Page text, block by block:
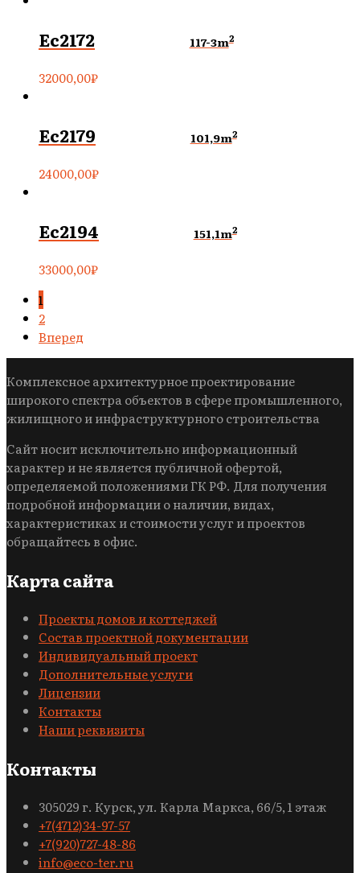
Ec2172 117-3m2
32000,00₽
Ec2179 101,9m2
24000,00₽
Ec2194 151,1m2
33000,00₽
1
2
Вперед
Комплексное архитектурное проектирование
широкого спектра объектов в сфере промышленного,
жилищного и инфраструктурного строительства
Сайт носит исключительно информационный
характер и не является публичной офертой,
определяемой положениями ГК РФ. Для получения
подробной информации о наличии, видах,
характеристиках и стоимости услуг и проектов
обращайтесь в офис.
Карта сайта
Проекты домов и коттеджей
Состав проектной документации
Индивидуальный проект
Дополнительные услуги
Лицензии
Контакты
Наши реквизиты
Контакты
305029 г. Курск, ул. Карла Маркса, 66/5, 1 этаж
+7(4712)34-97-57
+7(920)727-48-86
info@eco-ter.ru